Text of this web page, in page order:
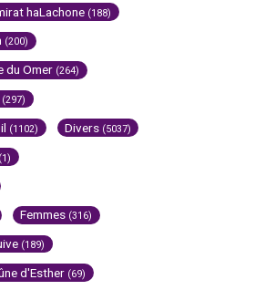
haLachone (188)
(200)
du Omer (264)
(297)
(1102) Divers (5037)
(1)
Femmes (316)
(189)
d'Esther (69)